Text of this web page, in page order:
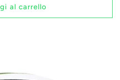
al carrello